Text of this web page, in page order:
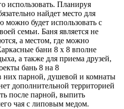
использовать. Планируя
найдет место для
можно будет использовать с
семьи. Баня является не
а местом, где можно
бани 8 х 8 вполне
а также для приема друзей,
бань 8 на 8
них парной, душевой и комнаты
дополнительной территорией
после парной, выпить
чая с липовым медом.